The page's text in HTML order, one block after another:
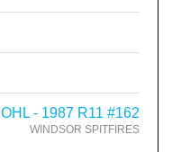
OHL - 1987 R11 #162
WINDSOR SPITFIRES